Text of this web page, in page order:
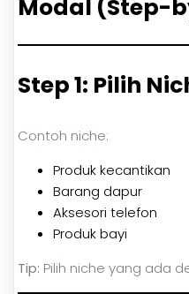
Modal (Step-
Step 1: Pilih
Contoh niche:
Produk kecantikan
Barang dapur
Aksesori telefon
Produk bayi
Tip: Pilih niche yang ada